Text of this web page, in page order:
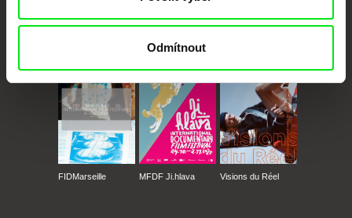
Odmítnout
CPH:DOX Doclisboa
Millennium Docs
DOK Leipzig
FIDMarseille MFDF Ji.hlava Visions du Réel